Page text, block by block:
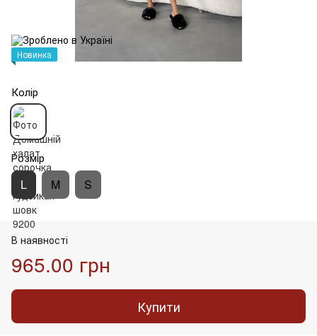
Новинка
Колір
Розмір
L M S
В наявності
965.00 грн
Купити